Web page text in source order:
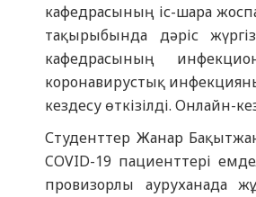
кафедрасының іс-шара
тақырыбында дәріс
кафедрасының
коронавирустық
кездесу өткізілді. Онлайн-
Студенттер Жанар
COVID-19 пациенттері
провизорлы ауруханада